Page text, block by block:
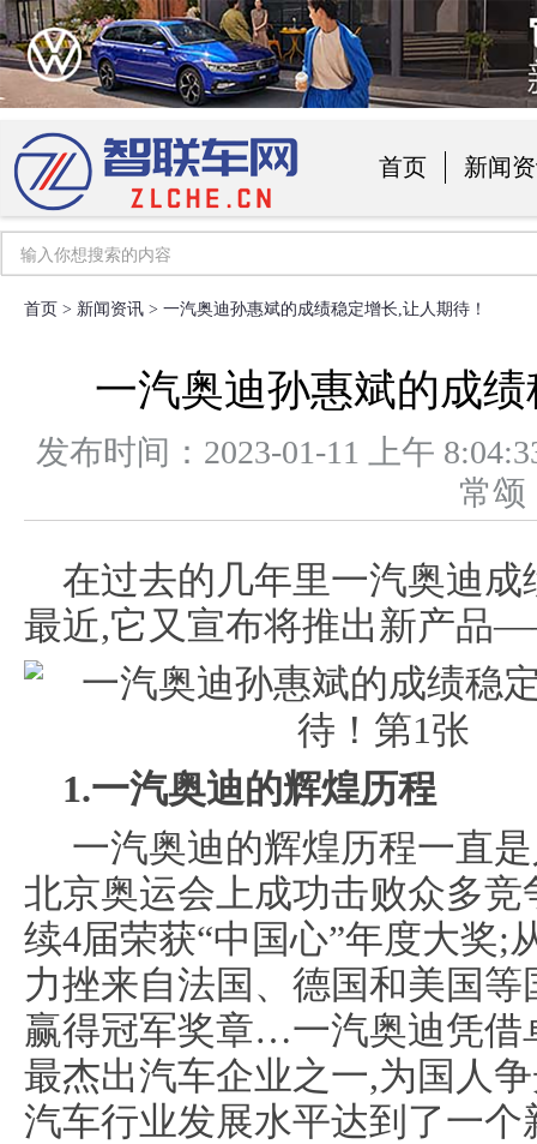
首页 新闻
首页 > 新闻资讯 > 一汽奥迪孙惠斌的成绩稳定增长,让人期待！
一汽奥迪孙惠斌的成
发布时间：2023-01-11 上午
常
在过去的几年里一汽奥迪
最近,它又宣布将推出新产品
1.一汽奥迪的辉煌历程
一汽奥迪的辉煌历程一直
北京奥运会上成功击败众多竞
续4届荣获“中国心”年度大奖;
力挫来自法国、德国和美国
赢得冠军奖章…一汽奥迪凭借
最杰出汽车企业之一,为国人
汽车行业发展水平达到了一个